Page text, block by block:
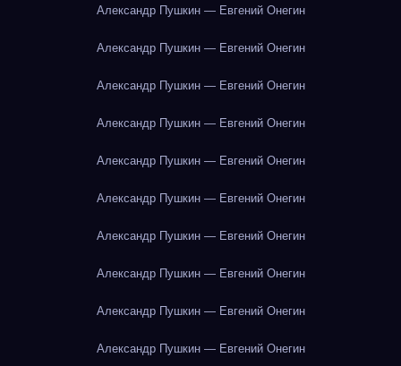
Александр Пушкин — Евгений Онегин
Александр Пушкин — Евгений Онегин
Александр Пушкин — Евгений Онегин
Александр Пушкин — Евгений Онегин
Александр Пушкин — Евгений Онегин
Александр Пушкин — Евгений Онегин
Александр Пушкин — Евгений Онегин
Александр Пушкин — Евгений Онегин
Александр Пушкин — Евгений Онегин
Александр Пушкин — Евгений Онегин